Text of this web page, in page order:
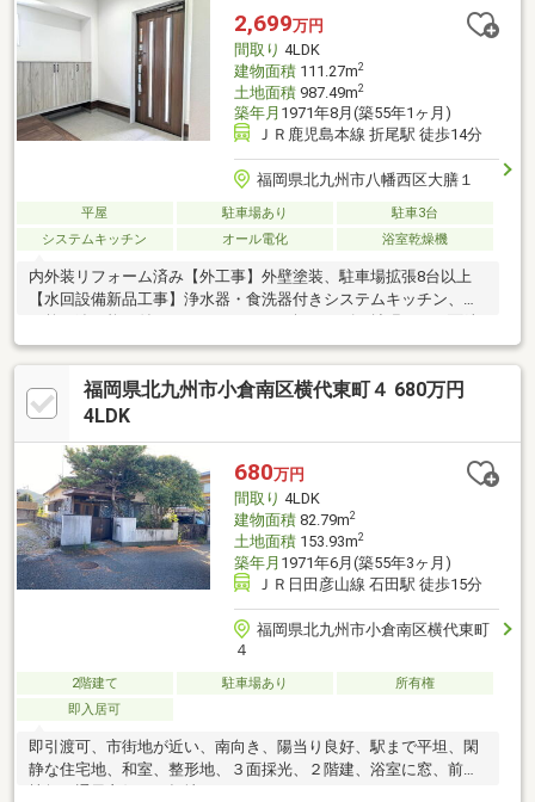
ニター付インターフォン、全室コンセント・スイッチ・ブレーカ
ー、火災報知器【その他】オール電化、シロアリ予防工事、断熱
材新設、建物耐震診断・補強工事、建物状況調査、基礎強化工事
2,699万円
間取り 4LDK
建物面積111.27m2
土地面積987.49m2
築年月 1971年8月(築55年1ヶ月)
ＪＲ鹿児島本線 折尾駅 徒歩14分
福岡県北九州市八幡西区大膳１
平屋 駐車場あり
駐車3台
システムキッチン
オール電化 浴室乾燥機
内外装リフォーム済み【外工事】外壁塗装、駐車場拡張8台以上
【水回設備新品工事】浄水器・食洗器付きシステムキッチン、バ
洗面化粧台、リクシル製保温洗浄便座付きトイレ、エコキュート
（追い焚き機能付き）【内部】間取変更、玄関ドア・玄関タイ
ル、ミラー付シューズボックス、全室クロス、全室床木製フロ
ア、全室建具、全居室サッシ（二重サッシ）、ＬＥＤ照明器具全
レーカー、火災報知器【その他】オール電化、シロアリ予防工
事、断熱材新設、建物耐震診断・補強工事、建物状況調査、基礎
強化工事
福岡県北九州市小倉南区横代東町４ 680万円
4LDK
680万円
間取り 4LDK
建物面積82.79m2
土地面積153.93m2
築年月 1971年6月(築55年3ヶ月)
ＪＲ日田彦山線 石田駅 徒歩15分
福岡県北九州市小倉南区横代東町
４
2階建て 駐車場あり
所有権
即入居可
即引渡可、市街地が近い、南向き、陽当り良好、駅まで平坦、閑
静な住宅地、和室、整形地、３面採光、２階建、浴室に窓、前面
棟無、通風良好、平坦地